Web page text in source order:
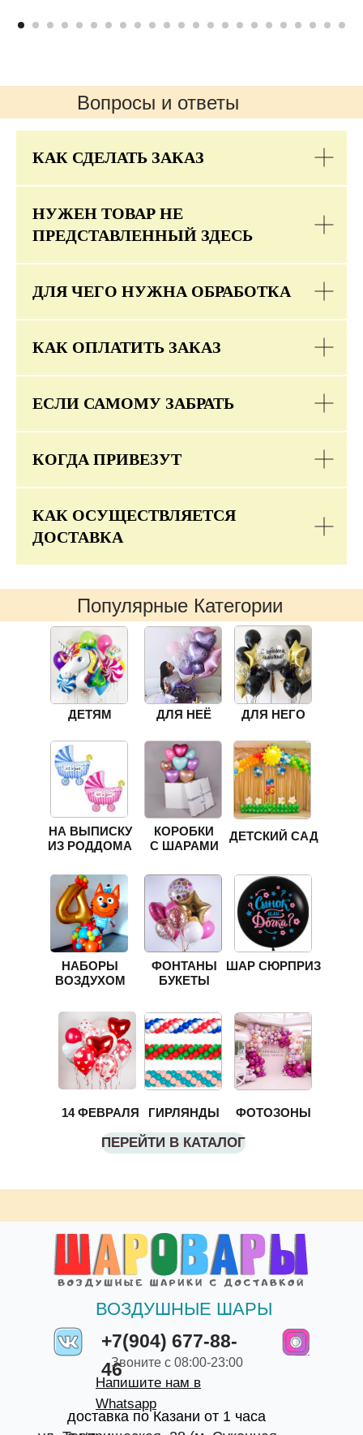
Вопросы и ответы
КАК СДЕЛАТЬ ЗАКАЗ
НУЖЕН ТОВАР НЕ
ПРЕДСТАВЛЕННЫЙ ЗДЕСЬ
ДЛЯ ЧЕГО НУЖНА ОБРАБОТКА
КАК ОПЛАТИТЬ ЗАКАЗ
ЕСЛИ САМОМУ ЗАБРАТЬ
КОГДА ПРИВЕЗУТ
КАК ОСУЩЕСТВЛЯЕТСЯ
ДОСТАВКА
Популярные Категории
ФОНТАНЫ
БУКЕТЫ
ДЛЯ НЕЁ ДЛЯ НЕГО
ДЕТЯМ
НА ВЫПИСКУ
ИЗ РОДДОМА
ШАР СЮРПРИЗ
ГИРЛЯНДЫ
ПЕРЕЙТИ В КАТАЛОГ
ФОТОЗОНЫ
КОРОБКИ
С ШАРАМИ
14 ФЕВРАЛЯ
НАБОРЫ
ВОЗДУХОМ
ДЕТСКИЙ САД
+7(904) 677-88-
46
ВОЗДУШНЫЕ ШАРЫ
доставка по Казани от 1 часа
Звоните с 08:00-23:00
Напишите нам в
Whatsapp